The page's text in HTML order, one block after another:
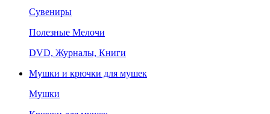
Сувениры
Полезные Мелочи
DVD, Журналы, Книги
Мушки и крючки для мушек
Мушки